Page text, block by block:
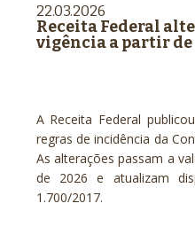
22.03.2026
Receita Federal
vigência a partir
A Receita Federal
regras de incidência da
As alterações passam a
de 2026 e atualizam
1.700/2017.